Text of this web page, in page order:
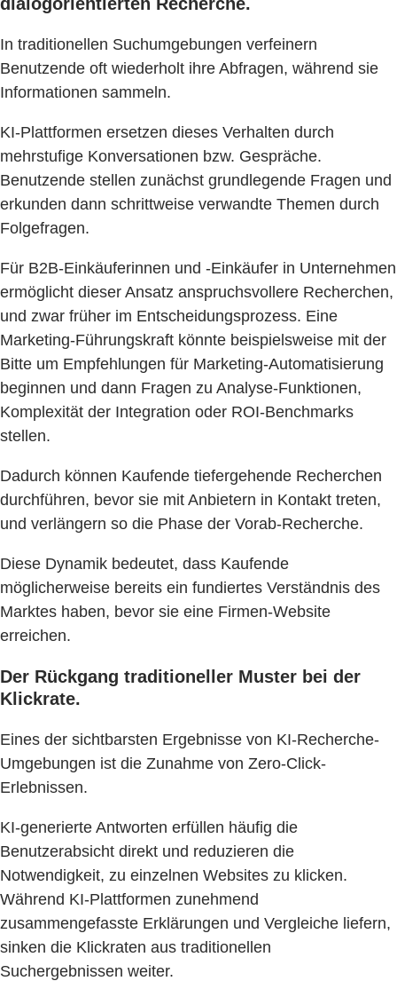
In traditionellen Suchumgebungen verfeinern
Benutzende oft wiederholt ihre Abfragen, während sie
Informationen sammeln.
KI-Plattformen ersetzen dieses Verhalten durch
mehrstufige Konversationen bzw. Gespräche.
Benutzende stellen zunächst grundlegende Fragen und
erkunden dann schrittweise verwandte Themen durch
Folgefragen.
Für B2B-Einkäuferinnen und -Einkäufer in Unternehmen
ermöglicht dieser Ansatz anspruchsvollere Recherchen,
und zwar früher im Entscheidungsprozess. Eine
Marketing-Führungskraft könnte beispielsweise mit der
Bitte um Empfehlungen für Marketing-Automatisierung
beginnen und dann Fragen zu Analyse-Funktionen,
Komplexität der Integration oder ROI-Benchmarks
stellen.
Dadurch können Kaufende tiefergehende Recherchen
durchführen, bevor sie mit Anbietern in Kontakt treten,
und verlängern so die Phase der Vorab-Recherche.
Diese Dynamik bedeutet, dass Kaufende
möglicherweise bereits ein fundiertes Verständnis des
Marktes haben, bevor sie eine Firmen-Website
erreichen.
Der Rückgang traditioneller Muster bei der
Klickrate.
Eines der sichtbarsten Ergebnisse von KI-Recherche-
Umgebungen ist die Zunahme von Zero-Click-
Erlebnissen.
KI-generierte Antworten erfüllen häufig die
Benutzerabsicht direkt und reduzieren die
Notwendigkeit, zu einzelnen Websites zu klicken.
Während KI-Plattformen zunehmend
zusammengefasste Erklärungen und Vergleiche liefern,
sinken die Klickraten aus traditionellen
Suchergebnissen weiter.